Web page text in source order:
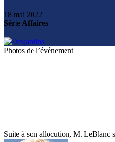
18 mai 2022
Série Affaires
Photos de l’événement
Suite à son allocution, M. LeBlanc